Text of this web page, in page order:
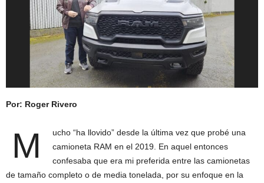
Por: Roger Rivero
M
ucho “ha llovido” desde la última vez que probé una
camioneta RAM en el 2019. En aquel entonces
confesaba que era mi preferida entre las camionetas
de tamaño completo o de media tonelada, por su enfoque en la